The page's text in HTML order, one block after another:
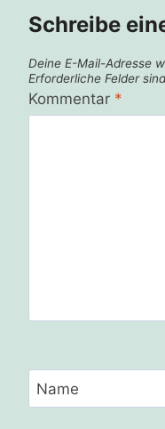
Schreibe
Deine E-Mail-Adresse
Erforderliche Felder
Kommentar *
Name